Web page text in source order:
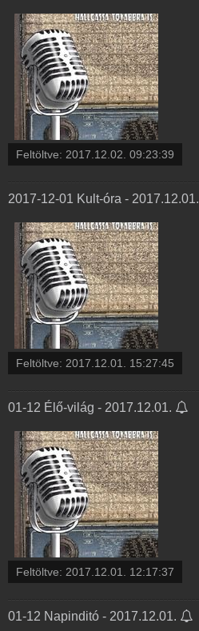
Feltöltve: 2017.12.02. 09:23:39
2017-12-01 Kult-óra - 2017.12.01.
Feltöltve: 2017.12.01. 15:27:45
01-12 Élő-világ - 2017.12.01.
Feltöltve: 2017.12.01. 12:17:37
01-12 Napinditó - 2017.12.01.